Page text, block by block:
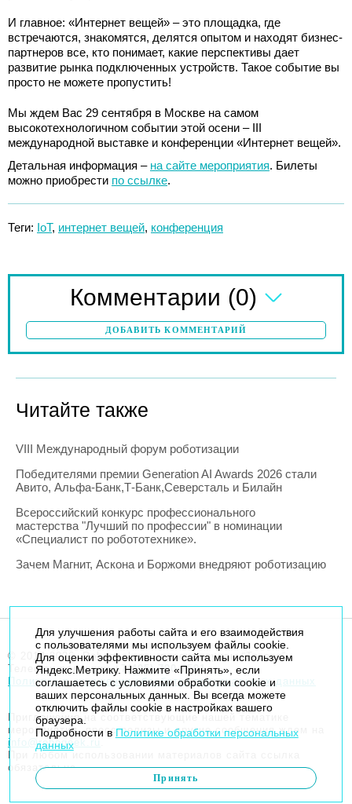
И главное: «Интернет вещей» – это площадка, где
встречаются, знакомятся, делятся опытом и находят бизнес-
партнеров все, кто понимает, какие перспективы дает
развитие рынка подключенных устройств. Такое событие вы
просто не можете пропустить!
Мы ждем Вас 29 сентября в Москве на самом
высокотехнологичном событии этой осени – ІІІ
международной выставке и конференции «Интернет вещей».
Детальная информация – на сайте мероприятия. Билеты
можно приобрести по ссылке.
Теги: IoT, интернет вещей, конференция
Комментарии (0)
ДОБАВИТЬ КОММЕНТАРИЙ
Читайте также
VIII Международный форум роботизации
Победителями премии Generation AI Awards 2026 стали
Авито, Альфа-Банк,Т-Банк,Северсталь и Билайн
Всероссийский конкурс профессионального
мастерства "Лучший по профессии" в номинации
«Специалист по робототехнике».
Зачем Магнит, Аскона и Боржоми внедряют роботизацию
© 2014-2026. Robogeek.ru - проект группы “Текарт”.
Телефон редакции+7(495) 790-7591
Политика в отношении обработки персональных данных
Приглашения на соответствующие нашей тематике
мероприятия, пресс-релизы и другие сообщения ждем на
info@robogeek.ru
При любом использовании материалов сайта ссылка
обязательна.
Для улучшения работы сайта и его взаимодействия
с пользователями мы используем файлы cookie.
Для оценки эффективности сайта мы используем
Яндекс.Метрику. Нажмите «Принять», если
соглашаетесь с условиями обработки cookie и
ваших персональных данных. Вы всегда можете
отключить файлы cookie в настройках вашего
браузера.
Подробности в Политике обработки персональных
данных
Принять